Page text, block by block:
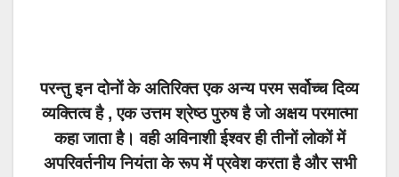
परन्तु इन दोनों के अतिरिक्त एक अन्य परम सर्वोच्च दिव्य
व्यक्तित्व है , एक उत्तम श्रेष्ठ पुरुष है जो अक्षय परमात्मा
कहा जाता है। वही अविनाशी ईश्वर ही तीनों लोकों में
अपरिवर्तनीय नियंता के रूप में प्रवेश करता है और सभी